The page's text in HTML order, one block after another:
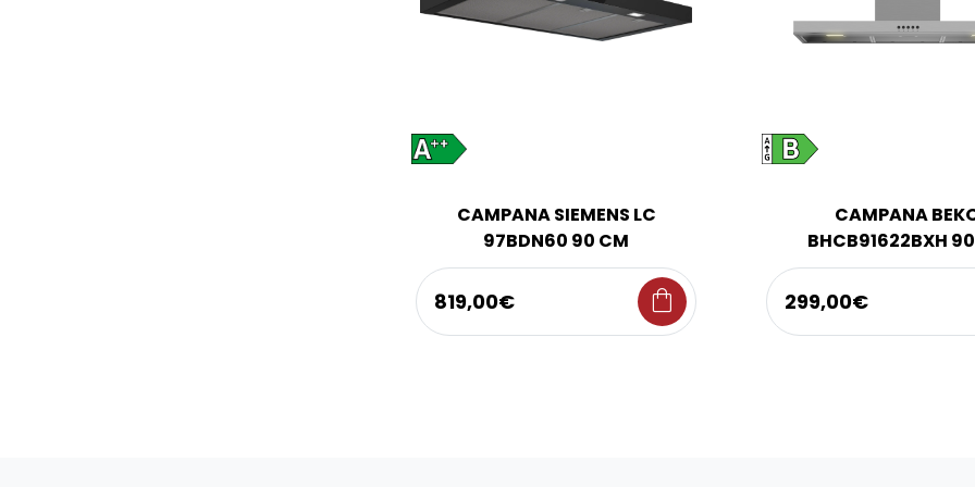
CAMPANA SIEMENS LC
97BDN60 90 CM
819,00€ shopping_bag
CAMPANA
BHCB91622BXH
299,00€